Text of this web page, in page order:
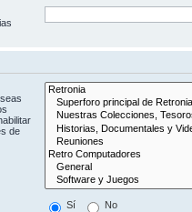
de
Sí No